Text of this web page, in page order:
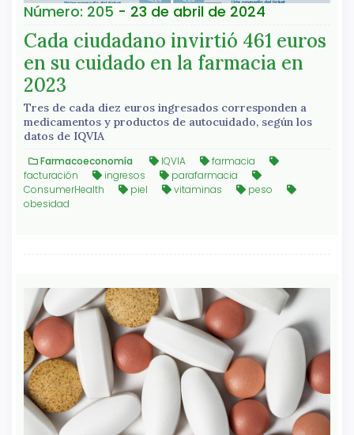
Número: 205 - 23 de abril de 2024
Cada ciudadano invirtió 461 euros
en su cuidado en la farmacia en
2023
Tres de cada diez euros ingresados corresponden a
medicamentos y productos de autocuidado, según los
datos de IQVIA
Farmacoeconomía IQVIA
farmacia
facturación
ingresos
parafarmacia
ConsumerHealth
piel vitaminas
peso
obesidad